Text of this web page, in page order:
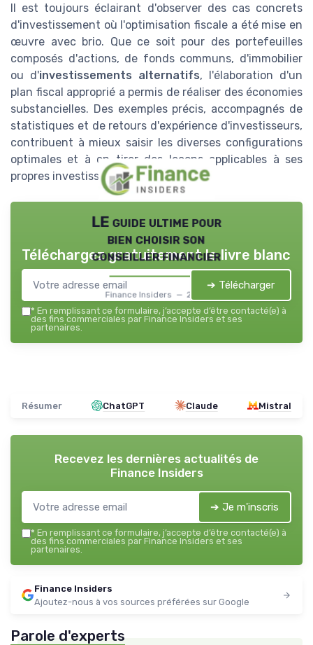
Il est toujours éclairant d'observer des cas concrets
d'investissement où l'optimisation fiscale a été mise en
œuvre avec brio. Que ce soit pour des portefeuilles
composés d'actions, de fonds communs, d'immobilier
ou d'investissements alternatifs, l'élaboration d'un
plan fiscal approprié a permis de réaliser des économies
substancielles. Des exemples précis, accompagnés de
statistiques et de retours d'expérience d'investisseurs,
contribuent à mieux saisir les diverses configurations
optimales et à en tirer des leçons applicables à ses
propres investissements.
LE guide ultime pour
bien choisir son
conseiller financier
Finance Insiders — 2026
Téléchargez gratuitement le livre blanc
➔ Télécharger
* En remplissant ce formulaire, j’accepte d’être contacté(e) à
des fins commerciales par Finance Insiders et ses
partenaires.
Résumer ChatGPT Claude Mistral
Recevez les dernières actualités de
Finance Insiders
➔ Je m'inscris
* En remplissant ce formulaire, j’accepte d’être contacté(e) à
des fins commerciales par Finance Insiders et ses
partenaires.
Finance Insiders
Ajoutez-nous à vos sources préférées sur Google
Parole d'experts